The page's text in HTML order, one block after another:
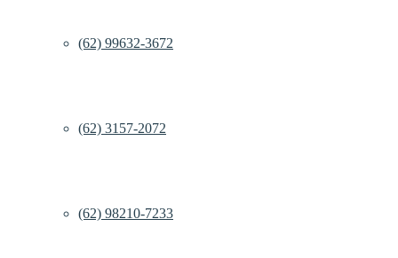
(62) 99632-3672
(62) 3157-2072
(62) 98210-7233